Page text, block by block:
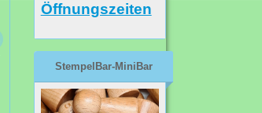
Clear Stamps -
Stay Chic
Clear Stamps -
Öffnungszeiten
StempelBar-MiniBar